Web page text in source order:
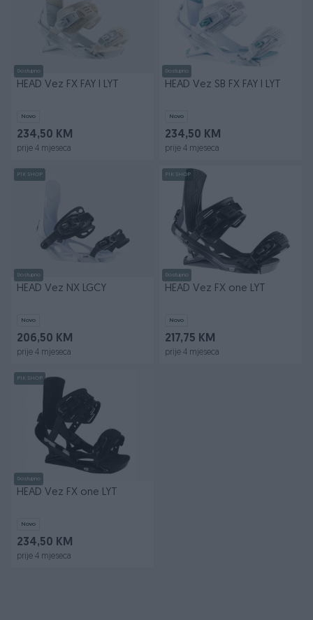
Dostupno
HEAD Vez FX FAY I LYT
Novo
234,50 KM
prije 4 mjeseca
Dostupno
HEAD Vez SB FX FAY I LYT
Novo
234,50 KM
prije 4 mjeseca
PIK SHOP
Dostupno
HEAD Vez NX LGCY
Novo
206,50 KM
prije 4 mjeseca
PIK SHOP
Dostupno
HEAD Vez FX one LYT
Novo
217,75 KM
prije 4 mjeseca
PIK SHOP
Dostupno
HEAD Vez FX one LYT
Novo
234,50 KM
prije 4 mjeseca